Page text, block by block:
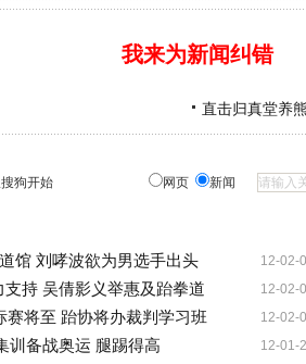
我来为新闻纠错
直击归真堂养
狗开始 网页 新闻
12-02-
馆 刘哮波欲为男选手出头
12-02-
支持 吴倩影义举惠及跆拳道
12-02-
赛将至 跆协将办裁判学习班
12-01-
训备战奥运 腿踢得高